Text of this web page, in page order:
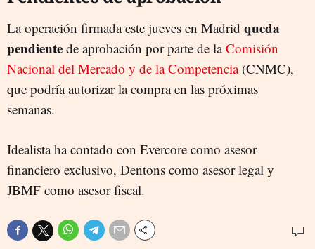
La operación firmada este jueves en Madrid queda
pendiente de aprobación por parte de laComisión
Nacional del Mercado y de la Competencia(CNMC),
que podría autorizar la compra en las próximas
semanas.
Idealista ha contado con Evercore como asesor
financiero exclusivo, Dentons como asesor legal y
JBMF como asesor fiscal.